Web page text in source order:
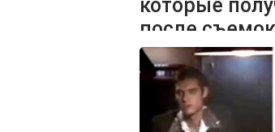
которые
после